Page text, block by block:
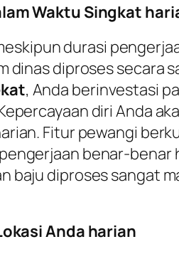
Waktu Singkat
durasi
dinas diproses secara
, Anda berinvestasi
diri Anda
Fitur pewangi
benar-benar
diproses sangat
Anda harian